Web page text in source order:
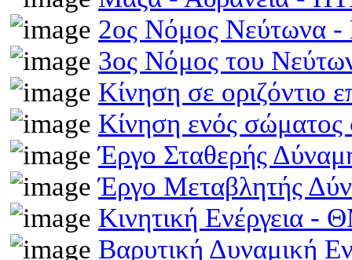
2ος Νόμος Νεύτωνα
3ος Νόμος του
Κίνηση σε οριζόντιο
Κίνηση ενός
Έργο Σταθερής
Έργο Μεταβλητής
Κινητική Ενέργεια
Βαρυτική Δυναμική